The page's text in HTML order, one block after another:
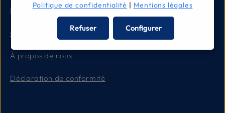
Politique de confidentialité
Contact
À propos de nous
Déclaration de conformité
Politique de confidentialité | Mentions légales
Refuser Configurer